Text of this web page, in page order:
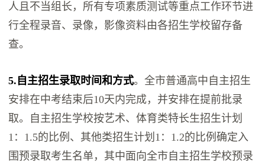
人且不当组长，所有专项素质测试等重点工作环节进
行全程录音、录像，影像资料由各招生学校留存备
查。
5.自主招生录取时间和方式。全市普通高中自主招生
安排在中考结束后10天内完成，并安排在提前批录
取。自主招生学校按艺术、体育类特长生招生计划
1：1.5的比例、其他类招生计划1：1.2的比例确定入
围预录取考生名单，其中面向全市自主招生学校预录